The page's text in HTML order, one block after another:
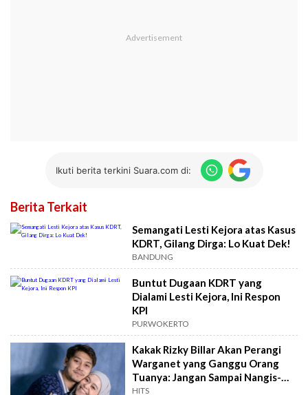
Ikuti berita terkini Suara.com di:
Berita Terkait
Semangati Lesti Kejora atas Kasus
KDRT, Gilang Dirga: Lo Kuat Dek!
BANDUNG
Buntut Dugaan KDRT yang
Dialami Lesti Kejora, Ini Respon
KPI
PURWOKERTO
Kakak Rizky Billar Akan Perangi
Warganet yang Ganggu Orang
Tuanya: Jangan Sampai Nangis-
nangis Minta Maaf
HITS